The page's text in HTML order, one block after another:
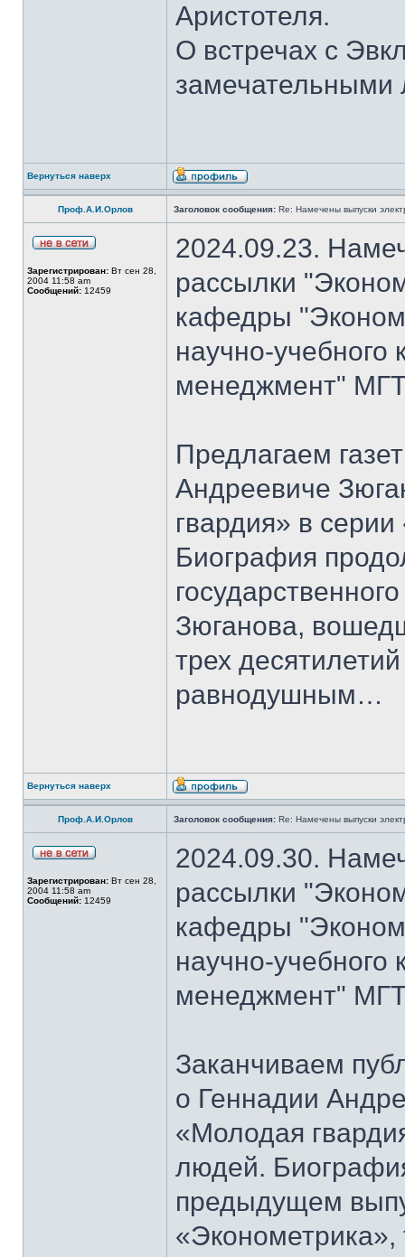
Аристотеля.
О встречах с
Вернуться наверх
Проф.А.И.Орлов Заголовок сообщения: Re: Намечены выпуски
Зарегистрирован: Вт сен 28,
2004 11:58 am
Сообщений: 12459
2024.09.23.
рассылки
кафедры
научно-
менеджмент"
Предлагаем
Андреевиче
гвардия» в
Биография
Зюганова,
трех
равнодушным…
Вернуться наверх
Проф.А.И.Орлов Заголовок сообщения: Re: Намечены выпуски
Зарегистрирован: Вт сен 28,
2004 11:58 am
Сообщений: 12459
2024.09.30.
рассылки
кафедры
научно-
менеджмент"
Заканчиваем
о Геннадии
«Молодая
людей.
предыдущем
«Эконометрика»,